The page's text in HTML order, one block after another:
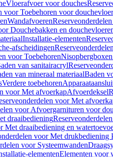
Vloerafvoer voor douches
voor Toebehoren voor
Wandafvoeren
Douchebakken en
Installatie-elementen
afscheidingen
voor Toebehoren
van sanitairacryl
van mineraal materiaalBaden
Verdere toebehoren
voor Met afvoerkapAfvoerdeksel
voor Met
voor Afvoergarnituren voor
draaibediening
Met draaibediening en
voor Met drukbediening
voor Systeemwanden
elementenElementen voor